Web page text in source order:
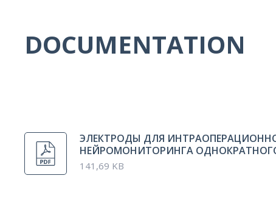
DOCUMENTATION
ЭЛЕКТРОДЫ ДЛЯ
НЕЙРОМОНИТОРИНГА
141,69 KB